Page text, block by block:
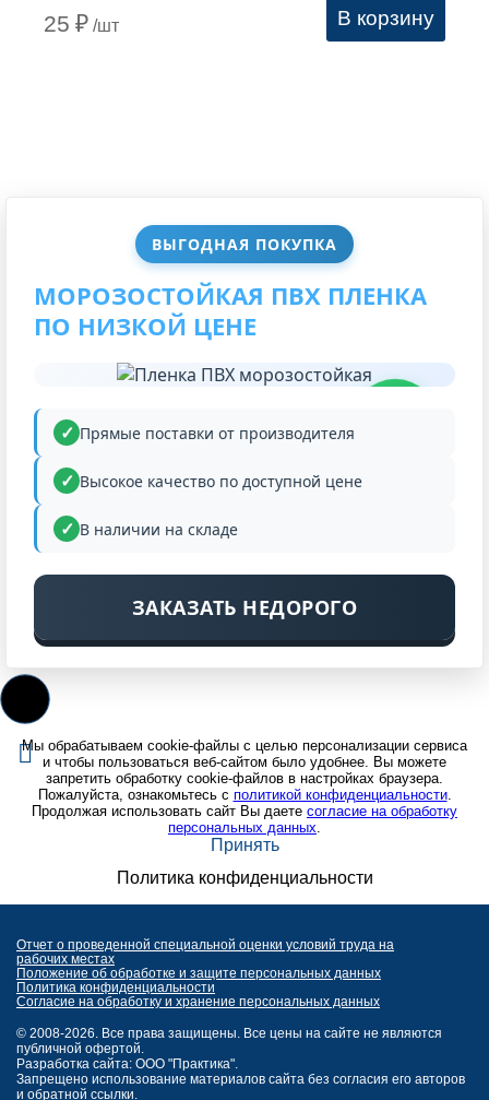
ВЫГОДНАЯ ПОКУПКА
МОРОЗОСТОЙКАЯ ПВХ ПЛЕНКА
ПО НИЗКОЙ ЦЕНЕ
Прямые поставки от производителя
Высокое качество по доступной цене
В наличии на складе
ЗАКАЗАТЬ НЕДОРОГО
25 ₽ /шт В корзину
Мы обрабатываем cookie-файлы с целью персонализации сервиса
и чтобы пользоваться веб-сайтом было удобнее. Вы можете
запретить обработку cookie-файлов в настройках браузера.
Пожалуйста, ознакомьтесь с политикой конфиденциальности.
Продолжая использовать сайт Вы даете согласие на обработку
персональных данных.
Принять
Политика конфиденциальности
Отчет о проведенной специальной оценки условий труда на
рабочих местах
Положение об обработке и защите персональных данных
Политика конфиденциальности
Согласие на обработку и хранение персональных данных
© 2008-2026. Все права защищены. Все цены на сайте не являются
публичной офертой.
Разработка сайта: ООО "Практика".
Запрещено использование материалов сайта без согласия его авторов
и обратной ссылки.